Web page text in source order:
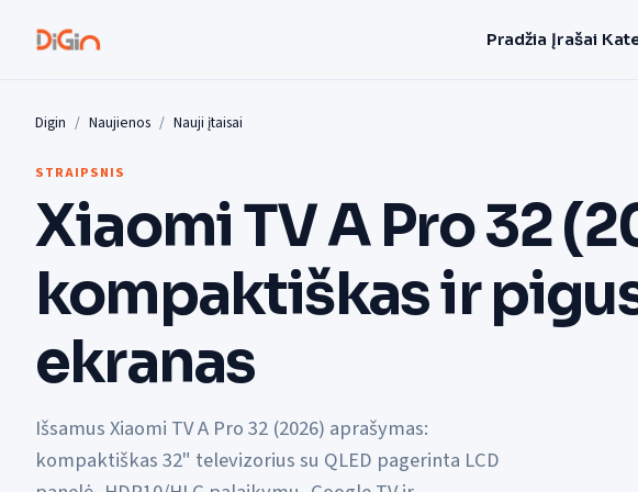
Pradžia Įrašai
Digin Naujienos Nauji įtaisai
STRAIPSNIS
Xiaomi TV A Pro 32
kompaktiškas ir
ekranas
Išsamus Xiaomi TV A Pro 32 (2026) aprašymas:
kompaktiškas 32" televizorius su QLED pagerinta LCD